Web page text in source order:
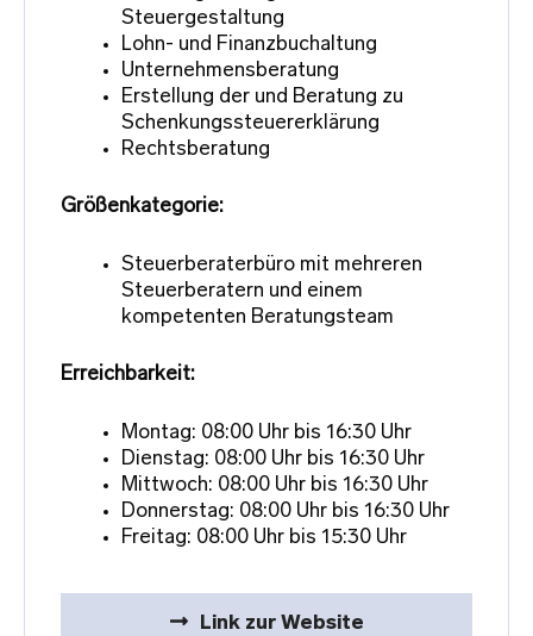
Steuergestaltung
Lohn- und Finanzbuchaltung
Unternehmensberatung
Erstellung der und Beratung zu
Schenkungssteuererklärung
Rechtsberatung
Größenkategorie:
Steuerberaterbüro mit mehreren
Steuerberatern und einem
kompetenten Beratungsteam
Erreichbarkeit:
Montag: 08:00 Uhr bis 16:30 Uhr
Dienstag: 08:00 Uhr bis 16:30 Uhr
Mittwoch: 08:00 Uhr bis 16:30 Uhr
Donnerstag: 08:00 Uhr bis 16:30 Uhr
Freitag: 08:00 Uhr bis 15:30 Uhr
Link zur Website